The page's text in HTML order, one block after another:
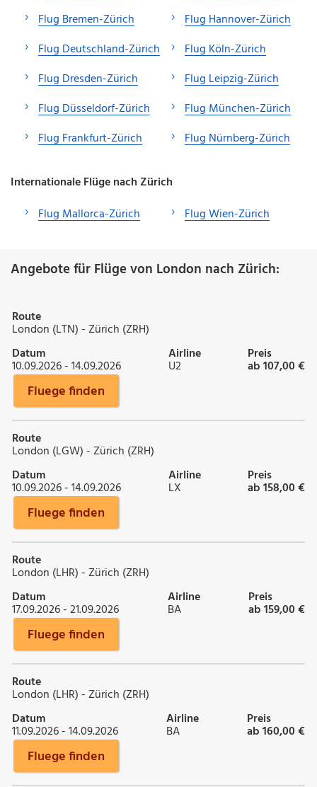
Flug Bremen-Zürich
Flug Deutschland-Zürich
Flug Dresden-Zürich
Flug Düsseldorf-Zürich
Flug Frankfurt-Zürich
Flug Hannover-Zürich
Flug Köln-Zürich
Flug Leipzig-Zürich
Flug München-Zürich
Flug Nürnberg-Zürich
Internationale Flüge nach Zürich
Flug Mallorca-Zürich
Flug Wien-Zürich
Angebote für Flüge von London nach Zürich:
Route
London (LTN) - Zürich (ZRH)
Datum
10.09.2026 - 14.09.2026
Airline
U2
Preis
ab 107,00 €
Fluege finden
Route
London (LGW) - Zürich (ZRH)
Datum
10.09.2026 - 14.09.2026
Airline
LX
Preis
ab 158,00 €
Fluege finden
Route
London (LHR) - Zürich (ZRH)
Datum
17.09.2026 - 21.09.2026
Airline
BA
Preis
ab 159,00 €
Fluege finden
Route
London (LHR) - Zürich (ZRH)
Datum
11.09.2026 - 14.09.2026
Airline
BA
Preis
ab 160,00 €
Fluege finden